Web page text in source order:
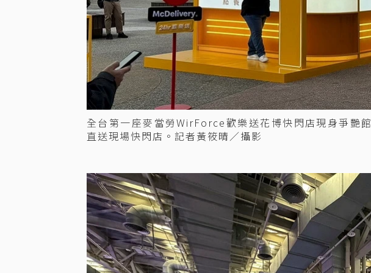
全台第一座麥當勞WirForce歡樂送花博快閃店現身爭艷
直送現場快閃店。記者黃筱晴／攝影